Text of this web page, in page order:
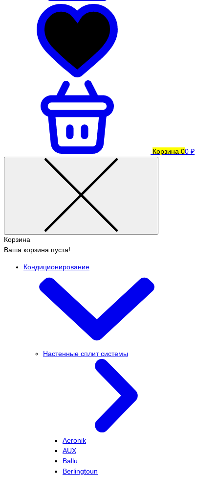
Корзина 00 ₽
Корзина
Ваша корзина пуста!
Кондиционирование
Настенные сплит системы
Aeronik
AUX
Ballu
Berlingtoun